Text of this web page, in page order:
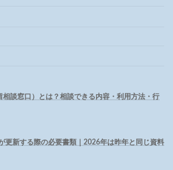
相談窓口）とは？相談できる内容・利用方法・行
更新する際の必要書類｜2026年は昨年と同じ資料